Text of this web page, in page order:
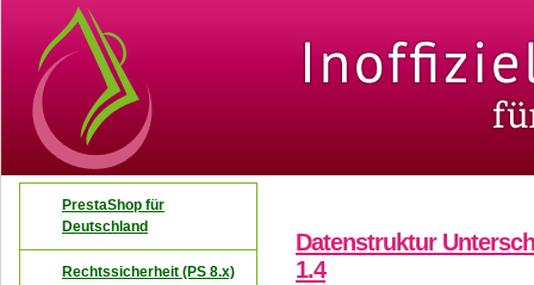
Datenstruktur
1.4
PrestaShop für
Deutschland
Rechtssicherheit (PS 8.x)